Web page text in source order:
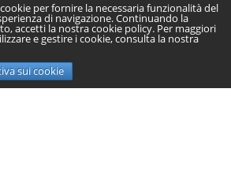
per fornire la necessaria funzionalità del
di navigazione. Continuando la
accetti la nostra cookie policy. Per maggiori
e gestire i cookie, consulta la nostra
sui cookie